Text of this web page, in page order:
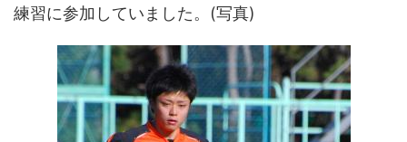
練習に参加していました。(写真)